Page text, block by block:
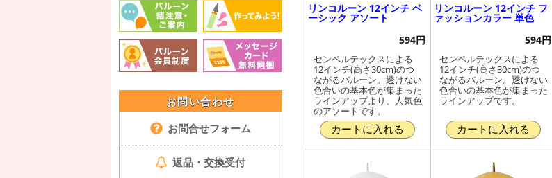
お問い合わせ
お問合せフォーム
返品・交換受付
リンコルーン 12インチ ベ
ーシック アソート
594円
センペルテックスによる
12インチ(高さ30cm)のつ
ながるバルーン。透けない
色合いの基本色が集まった
ラインアップより、人気色
のアソートです。
カートに入れる
リンコルーン 12インチ フ
ァッションカラー 単色
594円
センペルテックスによる
12インチ(高さ30cm)のつ
ながるバルーン。透けない
色合いの基本色が集まった
ラインアップです。
カートに入れる